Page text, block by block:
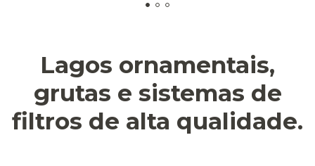
Lagos ornamentais,
grutas e sistemas de
filtros de alta qualidade.